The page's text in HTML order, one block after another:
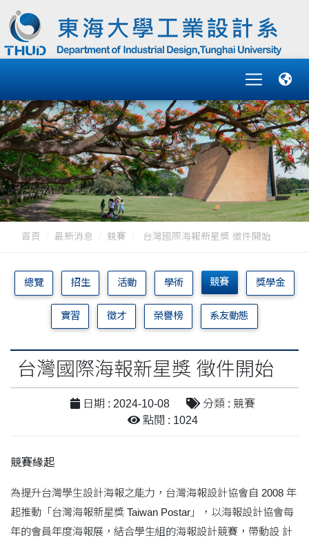
首頁 最新消息 競賽 台灣國際海報新星獎 徵件開始
總覽 招生 活動 學術 競賽 獎學金
實習 徵才 榮譽榜 系友動態
台灣國際海報新星獎 徵件開始
日期 : 2024-10-08
分類 : 競賽
點閱 : 1024
競賽緣起
為提升台灣學生設計海報之能力，台灣海報設計協會自 2008 年
起推動「台灣海報新星獎 Taiwan Postar」，以海報設計協會每
年的會員年度海報展，結合學生組的海報設計競賽，帶動設 計